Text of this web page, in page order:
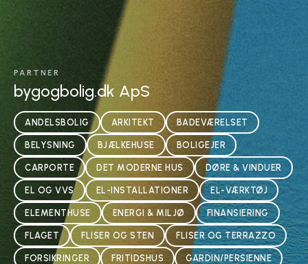
PARTNER
bygogbolig.dk ApS
ANDELSBOLIG ARKITEKT BADEVÆRELSET
BELYSNING BJÆLKEHUSE BOLIGEJER
CARPORTE DET MODERNE HUS DØRE & VINDUER
EL OG VVS EL-INSTALLATIONER EL-VÆRKTØJ
ELEMENTHUSE ENERGI & MILJØ FINANSIERING
FLAGET FLISER OG STEN FLISER OG TERRAZZO
FORSIKRINGER FRITIDSHUS GARDIN/PERSIENNE